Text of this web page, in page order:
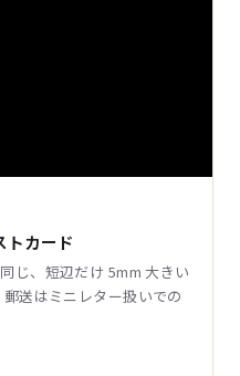
トカード
じ、短辺だけ 5mm 大きい
送はミニレター扱いでの